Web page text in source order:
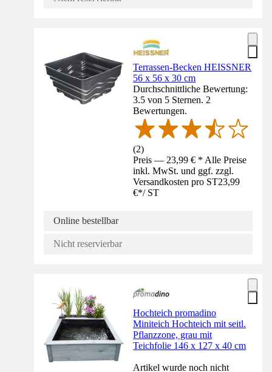
Terrassen-Becken HEISSNER
56 x 56 x 30 cm
Durchschnittliche Bewertung:
3.5 von 5 Sternen. 2
Bewertungen.
(2)
Preis — 23,99 € * Alle Preise
inkl. MwSt. und ggf. zzgl.
Versandkosten pro ST23,99
€*/ ST
Online bestellbar
Nicht reservierbar
Hochteich promadino
Miniteich Hochteich mit seitl.
Pflanzzone, grau mit
Teichfolie 146 x 127 x 40 cm
Artikel wurde noch nicht